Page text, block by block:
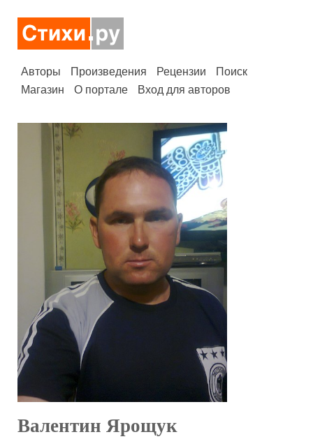
Авторы Произведения Рецензии
Поиск
Магазин
О портале Вход для авторов
Валентин Ярощук